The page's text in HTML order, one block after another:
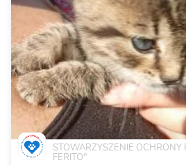
STOWARZYSZENIE
FERITO"